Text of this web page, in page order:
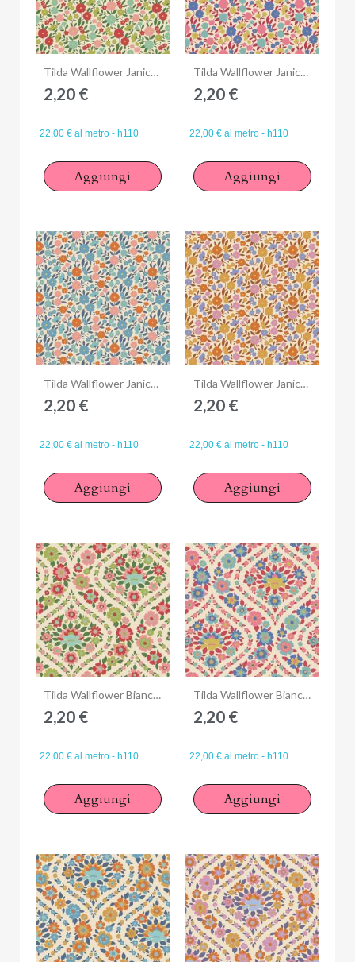
Anteprima Tilda Wallflower Janice Green, Tessuto Verde Campo di piccoli fiori
2,20 €
22,00 € al metro - h110
Aggiungi
Anteprima Tilda Wallflower Janice Red, Tessuto Rosso Campo di piccoli fiori
2,20 €
22,00 € al metro - h110
Aggiungi
Anteprima Tilda Wallflower Janice Blue, Tessuto Blu Campo di piccoli fiori
2,20 €
22,00 € al metro - h110
Aggiungi
Anteprima Tilda Wallflower Janice Caramel, Tessuto Marrone Caramello Campo di piccoli fiori
2,20 €
22,00 € al metro - h110
Aggiungi
Anteprima Tilda Wallflower Bianca Green, Tessuto Verde Giardino di fiori
2,20 €
22,00 € al metro - h110
Aggiungi
Anteprima Tilda Wallflower Bianca Red, Tessuto Rosso Giardino di fiori
2,20 €
22,00 € al metro - h110
Aggiungi